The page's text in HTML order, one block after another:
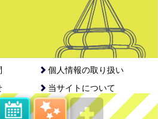
個人情報の取り扱い
当サイトについて
文简体 中文繁體 한국어